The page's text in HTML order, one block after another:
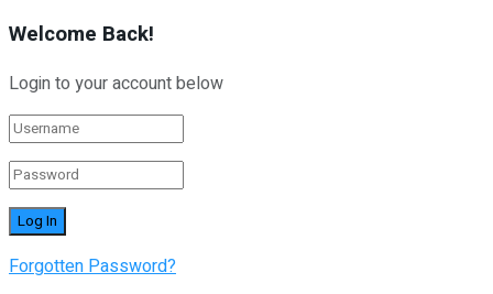
Welcome Back!
Login to your account below
Forgotten Password?